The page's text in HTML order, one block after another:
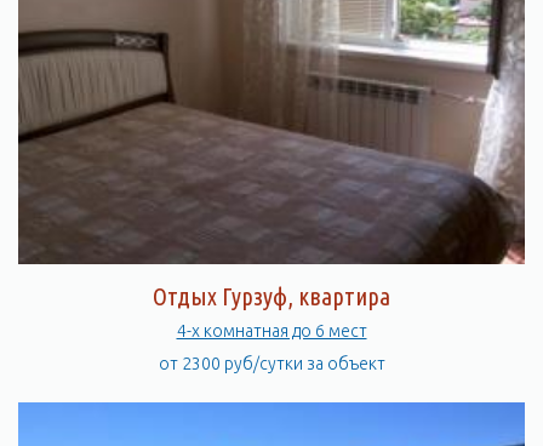
Отдых Гурзуф, квартира
4-х комнатная до 6 мест
от 2300 руб/сутки за объект